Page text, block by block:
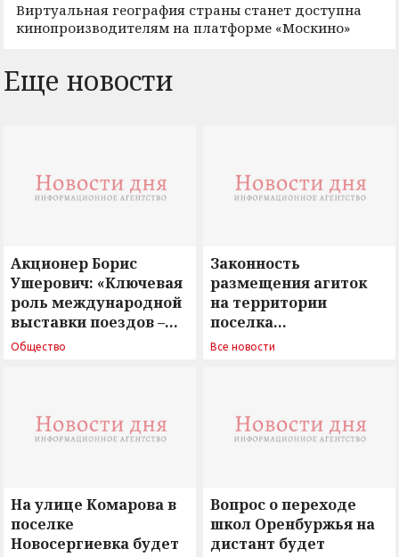
Виртуальная география страны станет доступна
кинопроизводителям на платформе «Москино»
Еще новости
Акционер Борис
Ушерович: «Ключевая
роль международной
выставки поездов –
поиск ответов на
Общество
Законность
размещения агиток
на территории
поселка
Новосергиевка
Все новости
На улице Комарова в
поселке
Новосергиевка будет
Вопрос о переходе
школ Оренбуржья на
дистант будет